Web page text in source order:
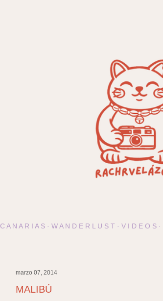
C A N A R I A S W A N D E R L U S T V I D E O S
marzo 07, 2014
MALIBÚ